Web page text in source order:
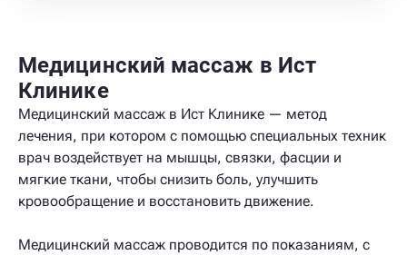
Медицинский массаж в Ист
Клинике
Медицинский массаж в Ист Клинике — метод
лечения, при котором с помощью специальных техник
врач воздействует на мышцы, связки, фасции и
мягкие ткани, чтобы снизить боль, улучшить
кровообращение и восстановить движение.
Медицинский массаж проводится по показаниям, с